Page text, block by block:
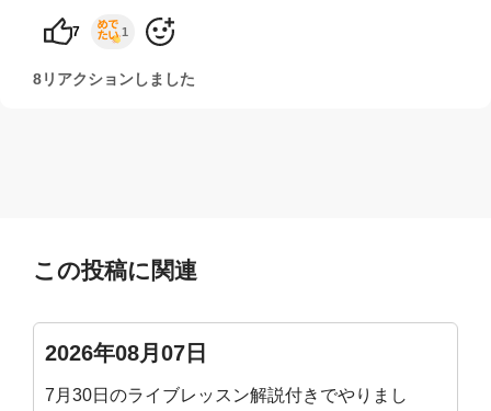
7 1
8リアクションしました
この投稿に関連
2026年08月07日
7月30日のライブレッスン解説付きでやりまし